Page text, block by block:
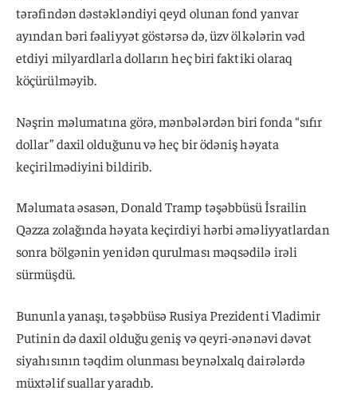
tərəfindən dəstəkləndiyi qeyd olunan fond yanvar
ayından bəri fəaliyyət göstərsə də, üzv ölkələrin vəd
etdiyi milyardlarla dolların heç biri faktiki olaraq
köçürülməyib.
Nəşrin məlumatına görə, mənbələrdən biri fonda “sıfır
dollar” daxil olduğunu və heç bir ödəniş həyata
keçirilmədiyini bildirib.
Məlumata əsasən, Donald Tramp təşəbbüsü İsrailin
Qəzza zolağında həyata keçirdiyi hərbi əməliyyatlardan
sonra bölgənin yenidən qurulması məqsədilə irəli
sürmüşdü.
Bununla yanaşı, təşəbbüsə Rusiya Prezidenti Vladimir
Putinin də daxil olduğu geniş və qeyri-ənənəvi dəvət
siyahısının təqdim olunması beynəlxalq dairələrdə
müxtəlif suallar yaradıb.